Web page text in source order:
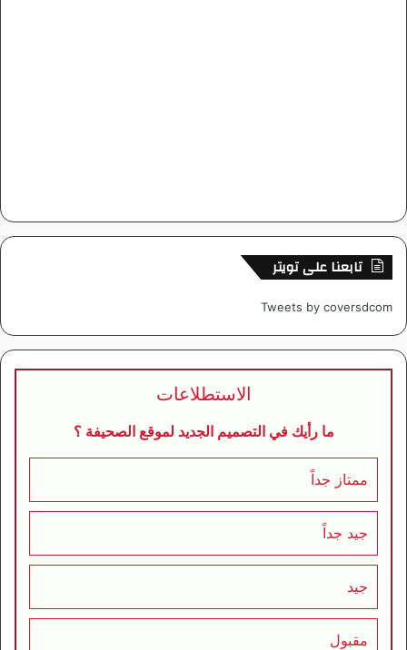
تابعنا على تويتر
Tweets by coversdcom
الاستطلاعات
ما رأيك في التصميم الجديد لموقع الصحيفة ؟
ممتاز جداً
جيد جداً
جيد
مقبول